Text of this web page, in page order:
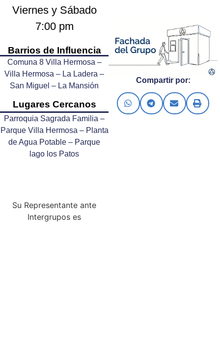
Viernes y Sábado
7:00 pm
Barrios de Influencia
Comuna 8 Villa Hermosa –
Villa Hermosa – La Ladera –
San Miguel – La Mansión
Lugares Cercanos
Parroquia Sagrada Familia –
Parque Villa Hermosa – Planta
de Agua Potable – Parque
lago los Patos
Su Representante ante
Intergrupos es
Compartir por: